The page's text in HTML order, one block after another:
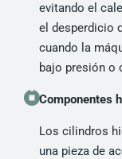
evitando el
el desperdicio
cuando la
bajo presión o
Componentes
Los cilindros
una pieza de